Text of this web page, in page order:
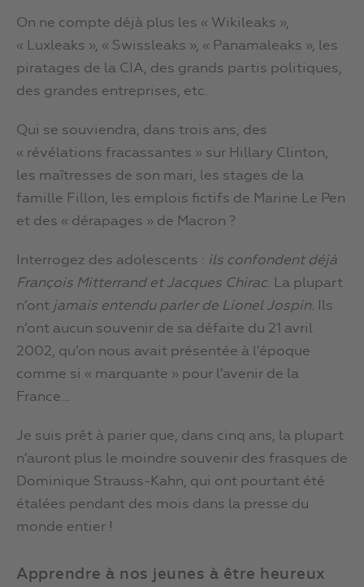
On ne compte déjà plus les « Wikileaks »,
« Luxleaks », « Swissleaks », « Panamaleaks », les
piratages de la CIA, des grands partis politiques,
des grandes entreprises, etc.
Qui se souviendra, dans trois ans, des
« révélations fracassantes » sur Hillary Clinton,
les maîtresses de son mari, les stages de la
famille Fillon, les emplois fictifs de Marine Le Pen
et des « dérapages » de Macron ?
Interrogez des adolescents : ils confondent déjà
François Mitterrand et Jacques Chirac. La plupart
n’ont jamais entendu parler de Lionel Jospin. Ils
n’ont aucun souvenir de sa défaite du 21 avril
2002, qu’on nous avait présentée à l’époque
comme si « marquante » pour l’avenir de la
France…
Je suis prêt à parier que, dans cinq ans, la plupart
n’auront plus le moindre souvenir des frasques de
Dominique Strauss-Kahn, qui ont pourtant été
étalées pendant des mois dans la presse du
monde entier !
Apprendre à nos jeunes à être heureux